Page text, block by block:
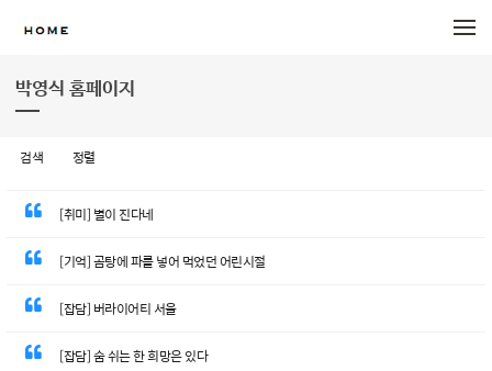
박영식 홈페이지
검색 정렬
[취미] 별이 진다네
[기억] 곰탕에 파를 넣어 먹었던 어린시절
[잡담] 버라이어티 서울
[잡담] 숨 쉬는 한 희망은 있다